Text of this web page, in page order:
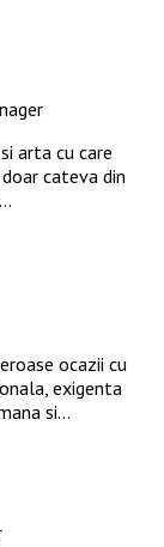
arta cu care
cateva din
ocazii cu
exigenta
si…